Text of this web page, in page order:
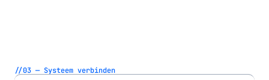
//03 — Systeem verbinden